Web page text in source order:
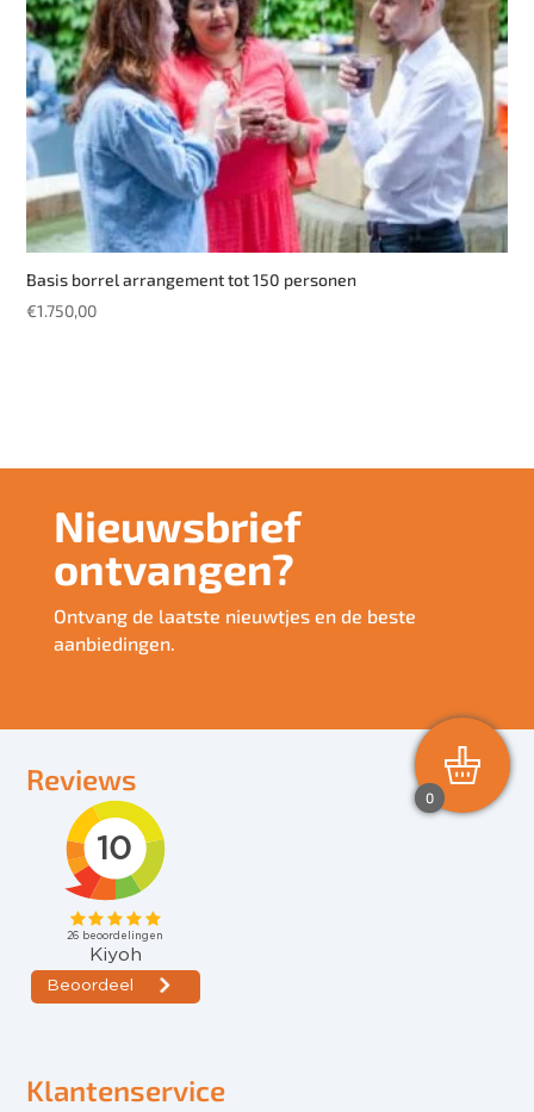
Basis borrel arrangement tot 150 personen
€1.750,00
Nieuwsbrief
ontvangen?
Ontvang de laatste nieuwtjes en de beste
aanbiedingen.
Reviews
Klantenservice
0